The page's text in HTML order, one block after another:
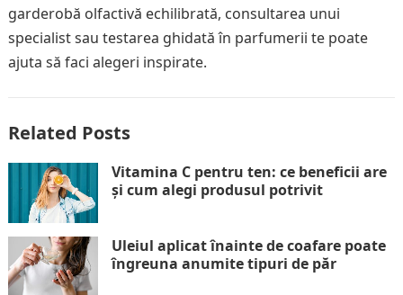
garderobă olfactivă echilibrată, consultarea unui
specialist sau testarea ghidată în parfumerii te poate
ajuta să faci alegeri inspirate.
Related Posts
Vitamina C pentru ten: ce beneficii are
și cum alegi produsul potrivit
Uleiul aplicat înainte de coafare poate
îngreuna anumite tipuri de păr